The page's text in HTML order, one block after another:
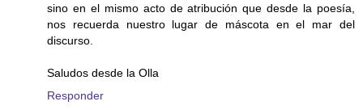
sino en el mismo acto de atribución que desde la poesía,
nos recuerda nuestro lugar de máscota en el mar del
discurso.
Saludos desde la Olla
Responder